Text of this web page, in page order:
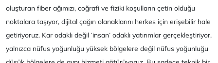
oluşturan fiber ağımızı, coğrafi ve fiziki koşulların çetin olduğu
noktalara taşıyor, dijital çağın olanaklarını herkes için erişebilir hale
getiriyoruz. Kar odaklı değil ‘insan’ odaklı yatırımlar gerçekleştiriyor,
yalnızca nüfus yoğunluğu yüksek bölgelere değil nüfus yoğunluğu